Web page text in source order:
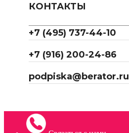
КОНТАКТЫ
+7 (495) 737-44-10
+7 (916) 200-24-86
podpiska@berator.ru